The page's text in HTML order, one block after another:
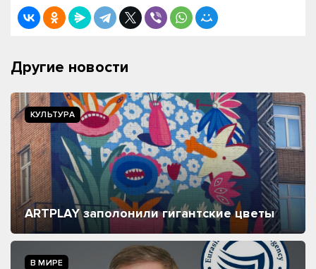
Другие новости
КУЛЬТУРА
ARTPLAY заполонили гигантские цветы
В МИРЕ